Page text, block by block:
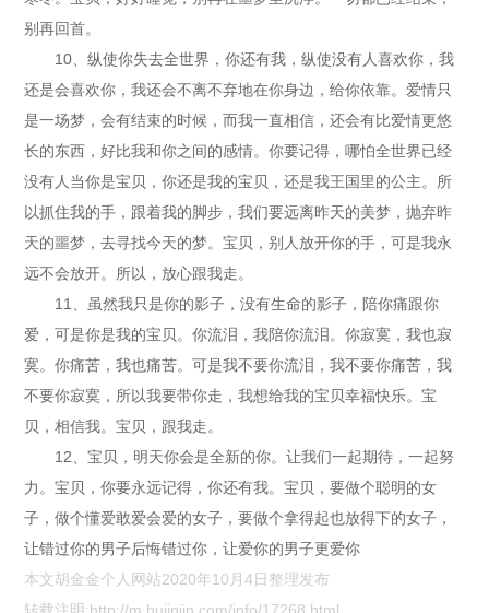
别再回首。
10、纵使你失去全世界，你还有我，纵使没有人喜欢你，我
还是会喜欢你，我还会不离不弃地在你身边，给你依靠。爱情只
是一场梦，会有结束的时候，而我一直相信，还会有比爱情更悠
长的东西，好比我和你之间的感情。你要记得，哪怕全世界已经
没有人当你是宝贝，你还是我的宝贝，还是我王国里的公主。所
以抓住我的手，跟着我的脚步，我们要远离昨天的美梦，抛弃昨
天的噩梦，去寻找今天的梦。宝贝，别人放开你的手，可是我永
远不会放开。所以，放心跟我走。
11、虽然我只是你的影子，没有生命的影子，陪你痛跟你
爱，可是你是我的宝贝。你流泪，我陪你流泪。你寂寞，我也寂
寞。你痛苦，我也痛苦。可是我不要你流泪，我不要你痛苦，我
不要你寂寞，所以我要带你走，我想给我的宝贝幸福快乐。宝
贝，相信我。宝贝，跟我走。
12、宝贝，明天你会是全新的你。让我们一起期待，一起努
力。宝贝，你要永远记得，你还有我。宝贝，要做个聪明的女
子，做个懂爱敢爱会爱的女子，要做个拿得起也放得下的女子，
让错过你的男子后悔错过你，让爱你的男子更爱你
本文胡金金个人网站2020年10月4日整理发布
转载注明:http://m.hujinjin.com/info/17268.html